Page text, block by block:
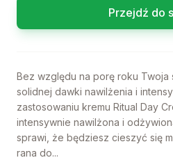
Przejdź do
Bez względu na porę roku
solidnej dawki nawilżenia i
zastosowaniu kremu Ritual Day
intensywnie nawilżona i
sprawi, że będziesz cieszyć się
rana do...